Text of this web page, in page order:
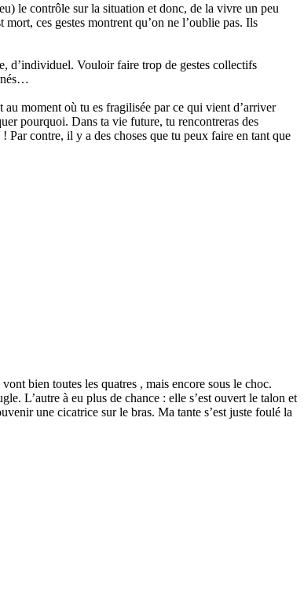
le contrôle sur la situation et donc, de la vivre un peu
ces gestes montrent qu’on ne l’oublie pas. Ils
d’individuel. Vouloir faire trop de gestes collectifs
au moment où tu es fragilisée par ce qui vient d’arriver
pourquoi. Dans ta vie future, tu rencontreras des
Par contre, il y a des choses que tu peux faire en tant que
bien toutes les quatres , mais encore sous le choc.
L’autre à eu plus de chance : elle s’est ouvert le talon et
une cicatrice sur le bras. Ma tante s’est juste foulé la